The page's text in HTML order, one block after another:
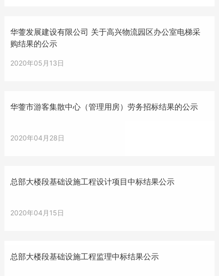
华蓥发展建设有限公司 关于高兴物流园区办公室电梯采
购结果的公示
2020年05月13日
华蓥市游客集散中心（管理用房）劳务招标结果的公示
2020年04月28日
总部大楼段基础设施工程设计项目中标结果公示
2020年04月15日
总部大楼段基础设施工程监理中标结果公示